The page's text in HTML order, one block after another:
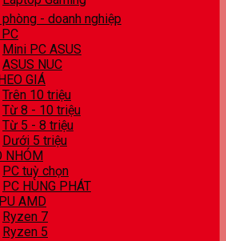
- doanh nghiệp
Mini PC ASUS
ASUS NUC
GIÁ
Trên 10 triệu
Từ 8 - 10 triệu
Từ 5 - 8 triệu
Dưới 5 triệu
NHÓM
PC tuỳ chọn
PC HÙNG PHÁT
AMD
Ryzen 7
Ryzen 5